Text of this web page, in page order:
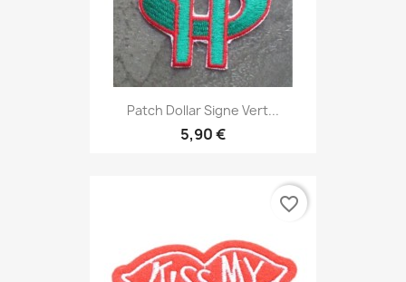
Patch Dollar Signe Vert...
5,90 €
favorite_border